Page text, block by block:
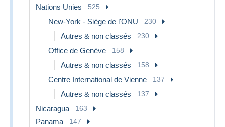
Nations Unies 525
New-York - Siège de l'ONU 230
Autres & non classés 230
Office de Genève 158
Autres & non classés 158
Centre International de Vienne 137
Autres & non classés 137
Nicaragua 163
Panama 147